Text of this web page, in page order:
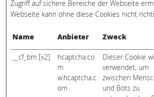
Zugriff auf sichere Bereiche der Webseite
Webseite kann ohne diese Cookies nicht
Name Anbieter Zweck
__cf_bm [x2]
hcaptcha.co
m
w.hcaptcha.c
om
Dieser Cookie
verwendet, um
zwischen
und Bots zu